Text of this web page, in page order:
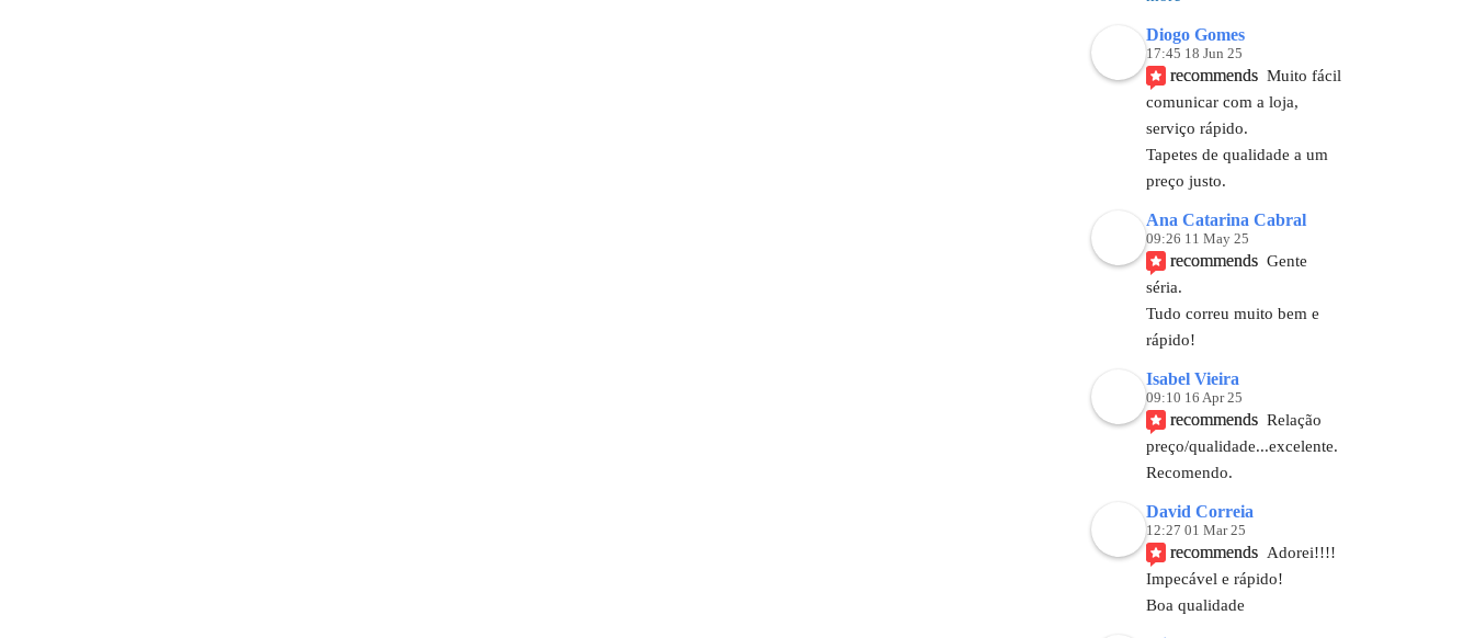
Diogo Gomes
17:45 18 Jun 25
recommends Muito fácil
comunicar com a loja,
serviço rápido.
Tapetes de qualidade a um
preço justo.
Ana Catarina Cabral
09:26 11 May 25
recommends Gente
séria.
Tudo correu muito bem e
rápido!
Isabel Vieira
09:10 16 Apr 25
recommends Relação
preço/qualidade...excelente.
Recomendo.
David Correia
12:27 01 Mar 25
recommends Adorei!!!!
Impecável e rápido!
Boa qualidade